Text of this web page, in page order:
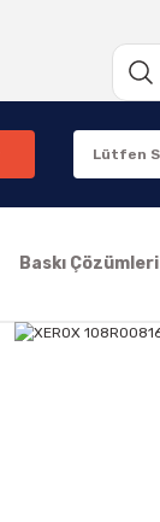
Baskı Çözümleri